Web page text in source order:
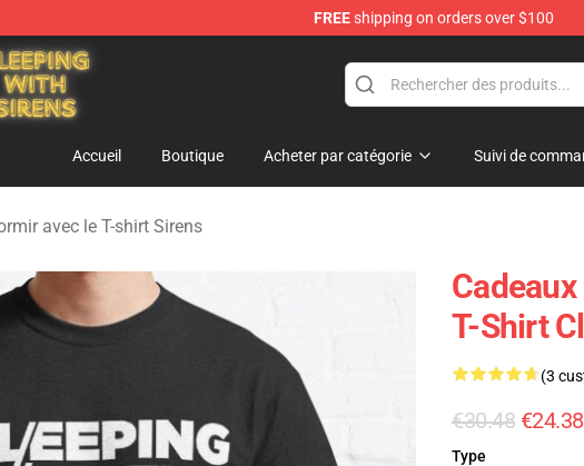
FREEshipping on orders over $100
Sleeping With Sirens Merchandise Shop
Accueil Boutique Acheter par catégorie Suivi de
avec le T-shirt Sirens
T-Shirt
(3
€30.48 €24.38
Type